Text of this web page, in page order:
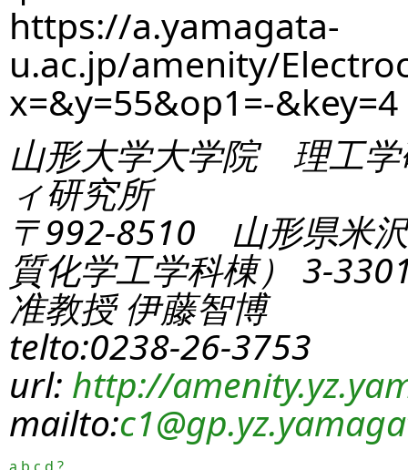
https://a.yamagata-
u.ac.jp/amenity/
x=&y=55&op1=-&key=4
山形大学大学院 理工学
ィ研究所
〒992-8510 山形県米
質化学工学科棟） 3-
准教授 伊藤智博
telto:0238-26-3753
url: http://
mailto:c1